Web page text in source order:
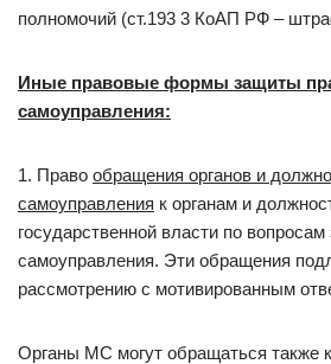
полномочий (ст.193 3 КоАП РФ –
Иные правовые формы защиты
самоуправления:
1. Право обращения органов и
самоуправления к органам и
государственной власти по
самоуправления. Эти обращения
рассмотрению с мотивированным
Органы МС могут обращаться также